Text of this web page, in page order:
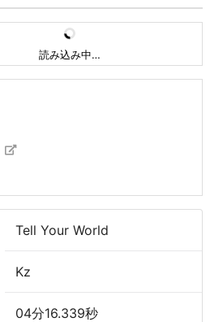
読み込み中…
Tell Your World
Kz
04分16.339秒